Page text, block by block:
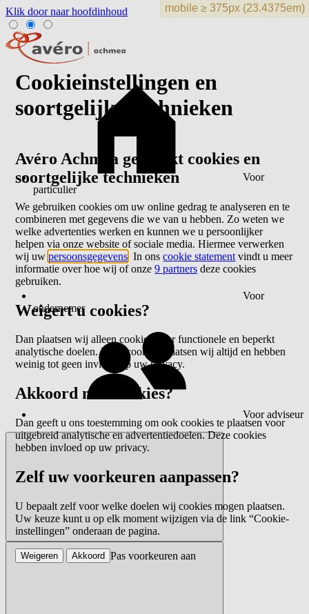
Klik door naar hoofdinhoud
Voor
particulier
Voor
ondernemer
Voor adviseur
Cookieinstellingen en
soortgelijke technieken
Avéro Achmea gebruikt cookies en
soortgelijke technieken
We gebruiken cookies om uw online gedrag te analyseren en te
combineren met gegevens die we van u hebben. Zo weten we
welke advertenties werken en kunnen we u persoonlijker
helpen via onze website of sociale media. Hiermee verwerken
wij uwpersoonsgegevens . In onscookie statement vindt u meer
informatie over hoe wij of onze9 partners deze cookies
gebruiken.
Weigert u cookies?
Dan plaatsen wij alleen cookies voor functionele en beperkt
analytische doelen. Deze cookies plaatsen wij altijd en hebben
weinig tot geen invloed op uw privacy.
Akkoord met cookies?
Dan geeft u ons toestemming om ook cookies te plaatsen voor
uitgebreid analytische en advertentiedoelen. Deze cookies
hebben invloed op uw privacy.
Zelf uw voorkeuren aanpassen?
U bepaalt zelf voor welke doelen wij cookies mogen plaatsen.
Uw keuze kunt u op elk moment wijzigen via de link “Cookie-
instellingen” onderaan de pagina.
Pas voorkeuren aan
Weigeren Akkoord